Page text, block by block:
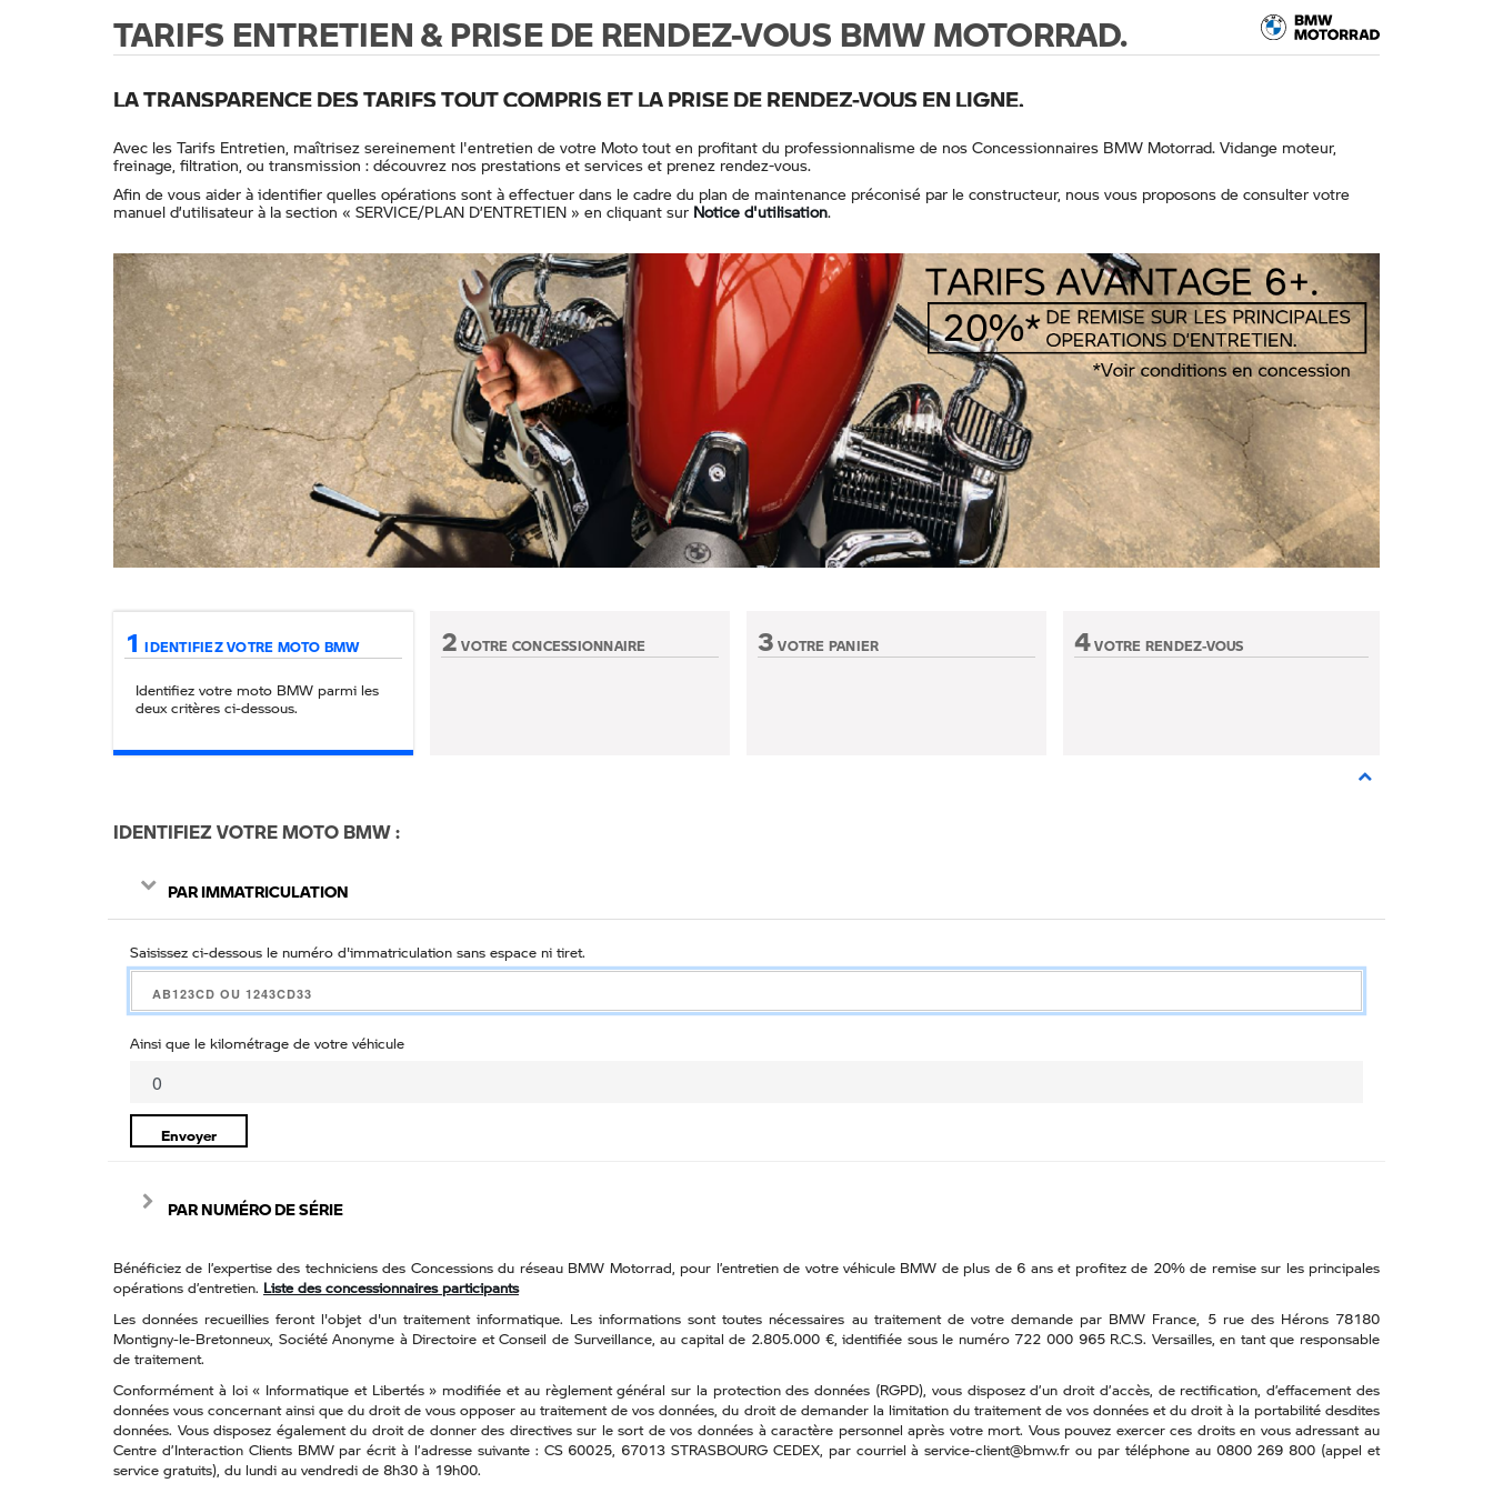
TARIFS ENTRETIEN & PRISE DE RENDEZ-VOUS BMW MOTORRAD.
LA TRANSPARENCE DES TARIFS TOUT COMPRIS ET LA PRISE DE RENDEZ-VOUS EN LIGNE.
Avec les Tarifs Entretien, maîtrisez sereinement l'entretien de votre Moto tout en profitant du professionnalisme de nos Concessionnaires BMW Motorrad. Vidange moteur,
freinage, filtration, ou transmission : découvrez nos prestations et services et prenez rendez-vous.
Afin de vous aider à identifier quelles opérations sont à effectuer dans le cadre du plan de maintenance préconisé par le constructeur, nous vous proposons de consulter votre
manuel d’utilisateur à la section « SERVICE/PLAN D’ENTRETIEN » en cliquant sur Notice d'utilisation.
1 IDENTIFIEZ VOTRE MOTO BMW
Identifiez votre moto BMW parmi les
deux critères ci-dessous.
2VOTRE CONCESSIONNAIRE 3VOTRE PANIER 4VOTRE RENDEZ-VOUS
IDENTIFIEZ VOTRE MOTO BMW
PAR IMMATRICULATION
Saisissez ci-dessous le numéro d'immatriculation sans espace ni tiret.
Ainsi que le kilométrage de votre véhicule
Envoyer
PAR NUMÉRO DE SÉRIE
Bénéficiez de l’expertise des techniciens des Concessions du réseau BMW Motorrad, pour l’entretien de votre véhicule BMW de plus de 6 ans et profitez de 20% de remise sur les principales
opérations d’entretien. Liste des concessionnaires participants
Les données recueillies feront l'objet d'un traitement informatique. Les informations sont toutes nécessaires au traitement de votre demande par BMW France, 5 rue des Hérons 78180
Montigny-le-Bretonneux, Société Anonyme à Directoire et Conseil de Surveillance, au capital de 2.805.000 €, identifiée sous le numéro 722 000 965 R.C.S. Versailles, en tant que responsable
de traitement.
Conformément à loi « Informatique et Libertés » modifiée et au règlement général sur la protection des données (RGPD), vous disposez d’un droit d’accès, de rectification, d’effacement des
données vous concernant ainsi que du droit de vous opposer au traitement de vos données, du droit de demander la limitation du traitement de vos données et du droit à la portabilité desdites
données. Vous disposez également du droit de donner des directives sur le sort de vos données à caractère personnel après votre mort. Vous pouvez exercer ces droits en vous adressant au
Centre d’Interaction Clients BMW par écrit à l’adresse suivante : CS 60025, 67013 STRASBOURG CEDEX, par courriel à service-client@bmw.fr ou par téléphone au 0800 269 800 (appel et
service gratuits), du lundi au vendredi de 8h30 à 19h00.